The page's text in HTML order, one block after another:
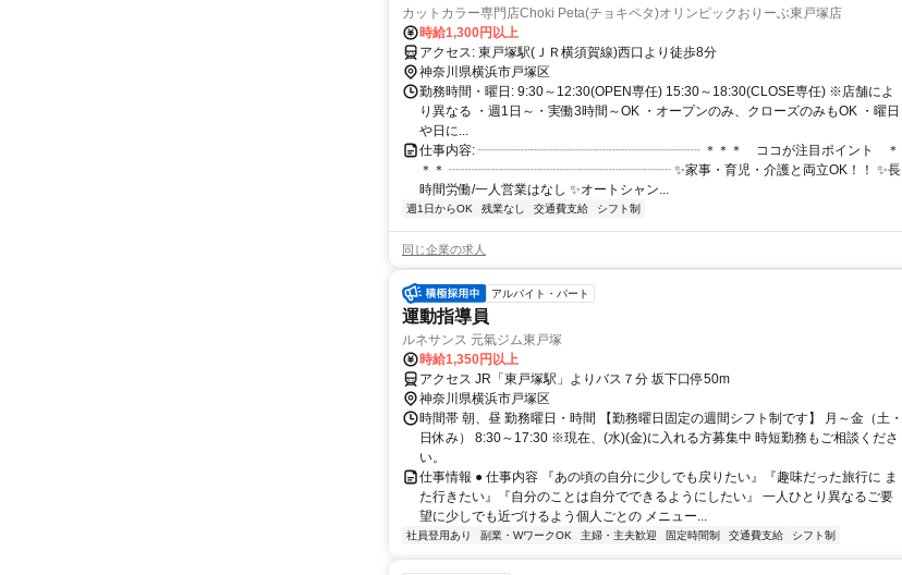
カットカラー専門店Choki Peta(チョキペタ)オリンピックおりーぶ東戸塚店
時給1,300円以上
アクセス: 東戸塚駅(ＪＲ横須賀線)西口より徒歩8分
神奈川県横浜市戸塚区
勤務時間・曜日: 9:30～12:30(OPEN専任) 15:30～18:30(CLOSE専任) ※店舗によ
り異なる ・週1日～・実働3時間～OK ・オープンのみ、クローズのみもOK ・曜日
や日に...
仕事内容: ┈┈┈┈┈┈┈┈┈┈┈┈┈┈┈┈┈ ＊＊＊ ココが注目ポイント ＊
＊＊ ┈┈┈┈┈┈┈┈┈┈┈┈┈┈┈┈┈ ✨家事・育児・介護と両立OK！！ ✨長
時間労働/一人営業はなし ✨オートシャン...
週1日からOK 残業なし 交通費支給 シフト制
同じ企業の求人
アルバイト・パート
運動指導員
ルネサンス 元氣ジム東戸塚
時給1,350円以上
アクセス JR「東戸塚駅」よりバス７分 坂下口停50m
神奈川県横浜市戸塚区
時間帯 朝、昼 勤務曜日・時間 【勤務曜日固定の週間シフト制です】 月～金（土・
日休み） 8:30～17:30 ※現在、(水)(金)に入れる方募集中 時短勤務もご相談くださ
い。
仕事情報 ● 仕事内容 『あの頃の自分に少しでも戻りたい』『趣味だった旅行に ま
た行きたい』『自分のことは自分でできるようにしたい』 一人ひとり異なるご要
望に少しでも近づけるよう個人ごとの メニュー...
社員登用あり 副業・WワークOK 主婦・主夫歓迎 固定時間制 交通費支給 シフト制